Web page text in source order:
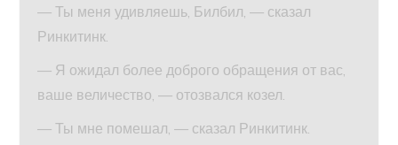
— Ты меня удивляешь, Билбил, — сказал
Ринкитинк.
— Я ожидал более доброго обращения от вас,
ваше величество, — отозвался козел.
— Ты мне помешал, — сказал Ринкитинк.